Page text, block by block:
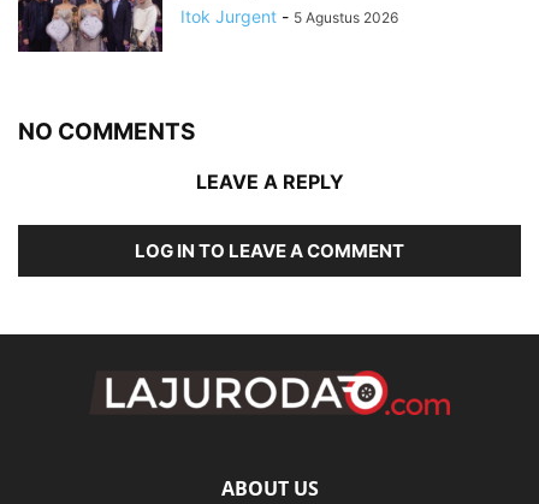
Itok Jurgent - 5 Agustus 2026
NO COMMENTS
LEAVE A REPLY
LOG IN TO LEAVE A COMMENT
ABOUT US